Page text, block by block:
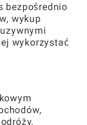
bezpośrednio
wykup
wykorzystać